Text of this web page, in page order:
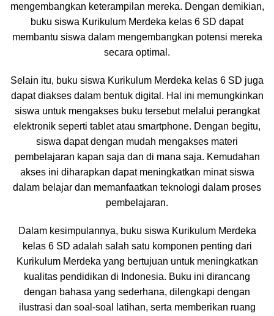
mengembangkan keterampilan mereka. Dengan demikian,
buku siswa Kurikulum Merdeka kelas 6 SD dapat
membantu siswa dalam mengembangkan potensi mereka
secara optimal.
Selain itu, buku siswa Kurikulum Merdeka kelas 6 SD juga
dapat diakses dalam bentuk digital. Hal ini memungkinkan
siswa untuk mengakses buku tersebut melalui perangkat
elektronik seperti tablet atau smartphone. Dengan begitu,
siswa dapat dengan mudah mengakses materi
pembelajaran kapan saja dan di mana saja. Kemudahan
akses ini diharapkan dapat meningkatkan minat siswa
dalam belajar dan memanfaatkan teknologi dalam proses
pembelajaran.
Dalam kesimpulannya, buku siswa Kurikulum Merdeka
kelas 6 SD adalah salah satu komponen penting dari
Kurikulum Merdeka yang bertujuan untuk meningkatkan
kualitas pendidikan di Indonesia. Buku ini dirancang
dengan bahasa yang sederhana, dilengkapi dengan
ilustrasi dan soal-soal latihan, serta memberikan ruang